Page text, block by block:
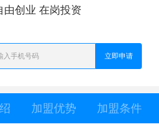
由创业 在岗投资
立即申请
加盟优势 加盟条件